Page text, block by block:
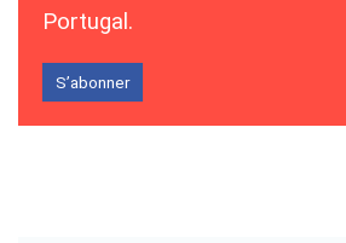
Portugal.
S’abonner